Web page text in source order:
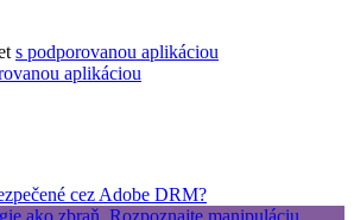
s podporovanou aplikáciou
aplikáciou
cez Adobe DRM?